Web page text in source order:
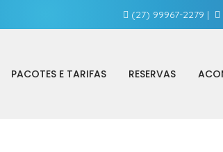
(27) 99967-2279 |
PACOTES E TARIFAS RESERVAS